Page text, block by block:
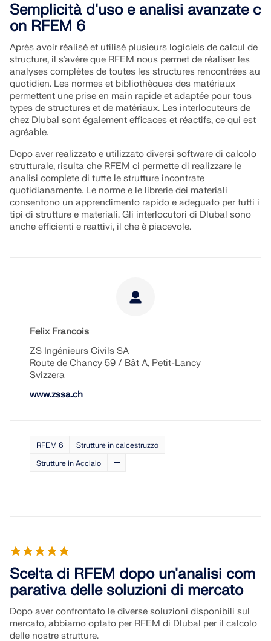
Geo-Zone Tool
Il servizio online Dlubal fornisce mappe delle zone
per la rapida determinazione dei carichi da neve,
delle velocità del vento e dei dati sismici.
VERIFICA DELLE ZONE DI CARICO
Semplicità d'uso e analisi avanzate c
on RFEM 6
Après avoir réalisé et utilisé plusieurs logiciels de calcul de
structure, il s’avère que RFEM nous permet de réaliser les
analyses complètes de toutes les structures rencontrées au
quotidien. Les normes et bibliothèques des matériaux
permettent une prise en main rapide et adaptée pour tous
types de structures et de matériaux. Les interlocuteurs de
chez Dlubal sont également efficaces et réactifs, ce qui est
agréable.
Dopo aver realizzato e utilizzato diversi software di calcolo
strutturale, risulta che RFEM ci permette di realizzare le
analisi complete di tutte le strutture incontrate
quotidianamente. Le norme e le librerie dei materiali
consentono un apprendimento rapido e adeguato per tutti i
tipi di strutture e materiali. Gli interlocutori di Dlubal sono
anche efficienti e reattivi, il che è piacevole.
Felix Francois
ZS Ingénieurs Civils SA
Route de Chancy 59 / Bât A, Petit-Lancy
Svizzera
www.zssa.ch
RFEM 6
Strutture in calcestruzzo
Strutture in Acciaio
Scelta di RFEM dopo un'analisi com
parativa delle soluzioni di mercato
Dopo aver confrontato le diverse soluzioni disponibili sul
mercato, abbiamo optato per RFEM di Dlubal per il calcolo
delle nostre strutture.